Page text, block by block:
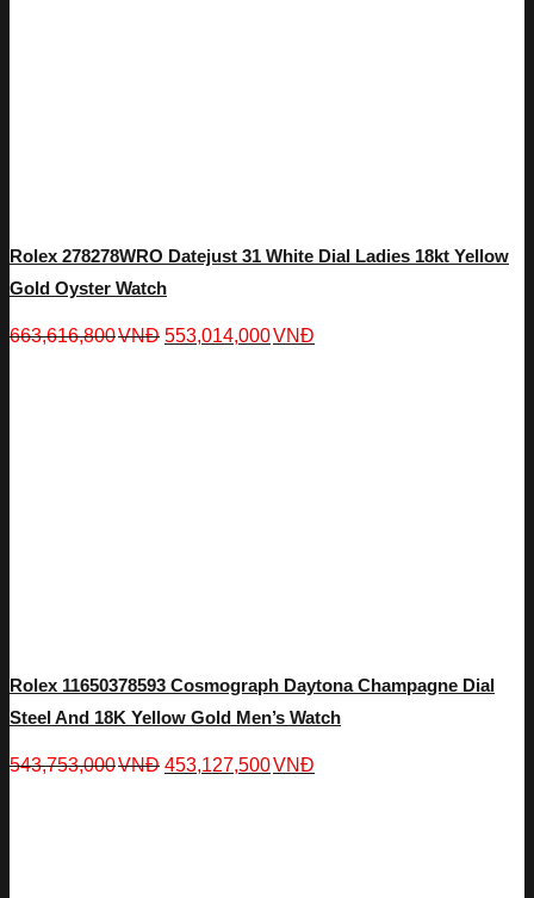
Rolex 278278WRO Datejust 31 White Dial Ladies 18kt Yellow
Gold Oyster Watch
663,616,800VNĐ 553,014,000VNĐ
Rolex 11650378593 Cosmograph Daytona Champagne Dial
Steel And 18K Yellow Gold Men’s Watch
543,753,000VNĐ 453,127,500VNĐ